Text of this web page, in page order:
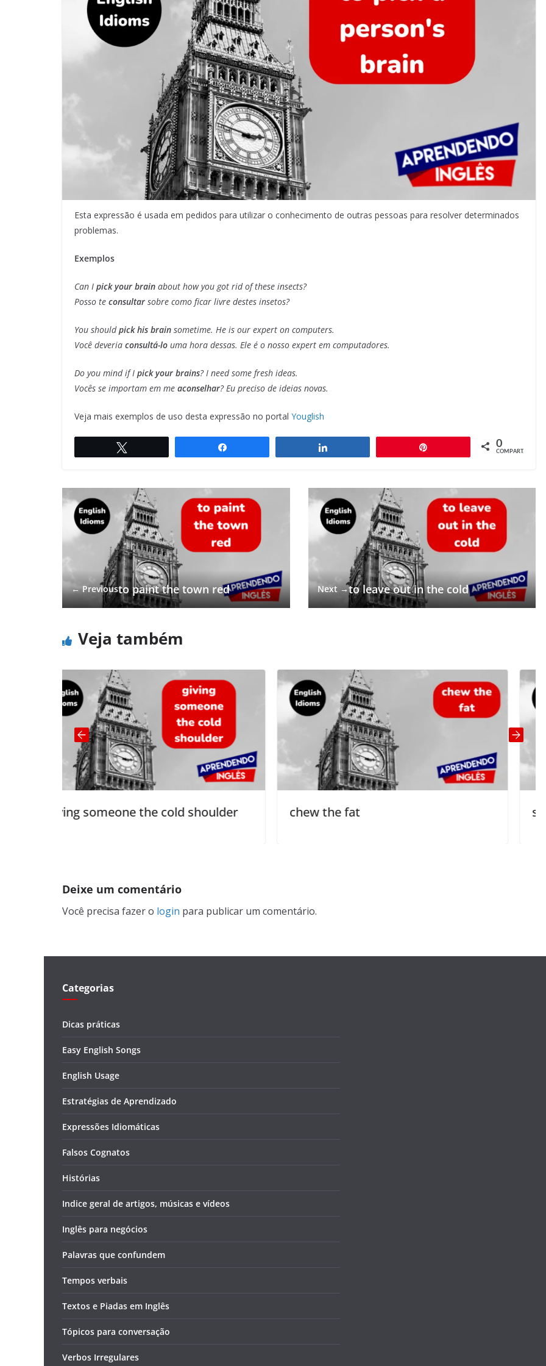
Esta expressão é usada em pedidos para utilizar o conhecimento de outras pessoas para resolver determinados
problemas.
Exemplos
Can I pick your brain about how you got rid of these insects?
Posso te consultar sobre como ficar livre destes insetos?
You shouldpick his brain sometime. He is our expert on computers.
Você deveria consultá-lo uma hora dessas. Ele é o nosso expert em computadores.
Do you mind if I pick your brains? I need some fresh ideas.
Vocês se importam em me aconselhar? Eu preciso de ideias novas.
Veja mais exemplos de uso desta expressão no portal Youglish
0
COMPART.
← Previousto paint the town red Next →to leave out in the cold
Veja também
the cold shoulder chew the fat
Deixe um comentário
Você precisa fazer o login para publicar um comentário.
Categorias
Dicas práticas
Easy English Songs
English Usage
Estratégias de Aprendizado
Expressões Idiomáticas
Falsos Cognatos
Histórias
Indice geral de artigos, músicas e vídeos
Inglês para negócios
Palavras que confundem
Tempos verbais
Textos e Piadas em Inglês
Tópicos para conversação
Verbos Irregulares